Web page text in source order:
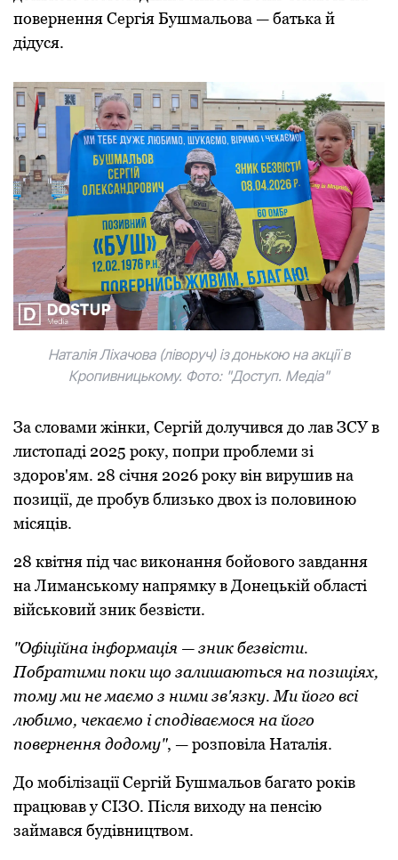
повернення Сергія Бушмальова — батька й
дідуся.
Наталія Ліхачова (ліворуч) із донькою на акції в
Кропивницькому. Фото: "Доступ. Медіа"
За словами жінки, Сергій долучився до лав ЗСУ в
листопаді 2025 року, попри проблеми зі
здоров'ям. 28 січня 2026 року він вирушив на
позиції, де пробув близько двох із половиною
місяців.
28 квітня під час виконання бойового завдання
на Лиманському напрямку в Донецькій області
військовий зник безвісти.
"Офіційна інформація — зник безвісти.
Побратими поки що залишаються на позиціях,
тому ми не маємо з ними зв'язку. Ми його всі
любимо, чекаємо і сподіваємося на його
повернення додому", — розповіла Наталія.
До мобілізації Сергій Бушмальов багато років
працював у СІЗО. Після виходу на пенсію
займався будівництвом.